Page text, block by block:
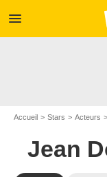
menu
Accueil Stars Acteurs
Jean